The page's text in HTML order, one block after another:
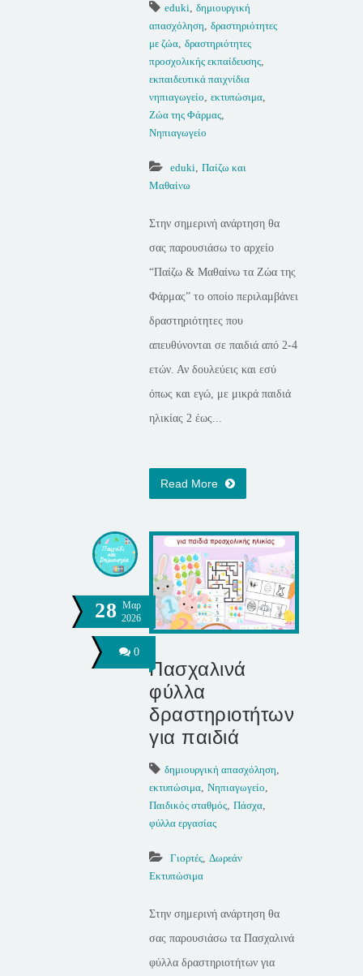
eduki δημιουργική
απασχόληση δραστηριότητες
με ζώα δραστηριότητες
προσχολικής εκπαίδευσης
εκπαιδευτικά παιχνίδια
νηπιαγωγείο εκτυπώσιμα
Ζώα της Φάρμας
Νηπιαγωγείο
eduki Παίζω και
Μαθαίνω
Στην σημερινή ανάρτηση θα
σας παρουσιάσω το αρχείο
“Παίζω & Μαθαίνω τα Ζώα της
Φάρμας” το οποίο περιλαμβάνει
δραστηριότητες που
απευθύνονται σε παιδιά από 2-4
ετών. Αν δουλεύεις και εσύ
όπως και εγώ, με μικρά παιδιά
ηλικίας 2 έως...
Read More
28 Μαρ
2026
0
Πασχαλινά
φύλλα
δραστηριοτήτων
για παιδιά
δημιουργική απασχόληση,
εκτυπώσιμα, Νηπιαγωγείο,
Παιδικός σταθμός, Πάσχα,
φύλλα εργασίας
Γιορτές, Δωρεάν
Εκτυπώσιμα
Στην σημερινή ανάρτηση θα
σας παρουσιάσω τα Πασχαλινά
φύλλα δραστηριοτήτων για